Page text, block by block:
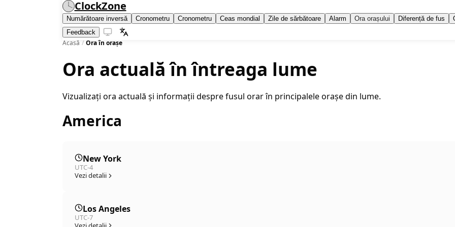
ClockZone
Numărătoare inversă Cronometru Cronometru Ceas mondial Zile de sărbătoare Alarm Ora orașului Diferență de fus
Feedback
Acasă / Ora în orașe
Ora actuală în întreaga lume
Vizualizați ora actuală și informații despre fusul orar în principalele orașe din lume.
America
New York
UTC-4
Vezi detalii
Los Angeles
UTC-7